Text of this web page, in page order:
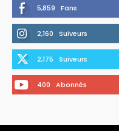
5,859 Fans
2,160 Suiveurs
2,175 Suiveurs
400 Abonnés